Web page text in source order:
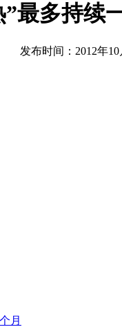
最多持续
发布时间：2012年10
月